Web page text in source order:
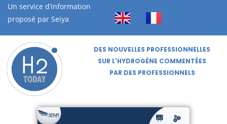
Un service d’information
proposé par Seiya
DES NOUVELLES PROFESSIONNELLES
SUR L'HYDROGÈNE COMMENTÉES
PAR DES PROFESSIONNELS